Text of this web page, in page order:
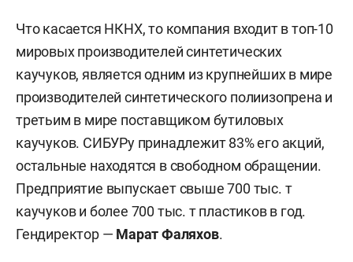
Что касается НКНХ, то компания входит в топ-10
мировых производителей синтетических
каучуков, является одним из крупнейших в мире
производителей синтетического полиизопрена и
третьим в мире поставщиком бутиловых
каучуков. СИБУРу принадлежит 83% его акций,
остальные находятся в свободном обращении.
Предприятие выпускает свыше 700 тыс. т
каучуков и более 700 тыс. т пластиков в год.
Гендиректор — Марат Фаляхов.